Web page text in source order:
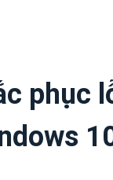
phục